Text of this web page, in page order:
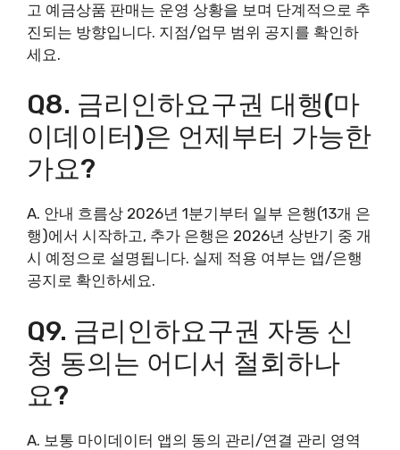
고 예금상품 판매는 운영 상황을 보며 단계적으로 추
진되는 방향입니다. 지점/업무 범위 공지를 확인하
세요.
Q8. 금리인하요구권 대행(마
이데이터)은 언제부터 가능한
가요?
A. 안내 흐름상 2026년 1분기부터 일부 은행(13개 은
행)에서 시작하고, 추가 은행은 2026년 상반기 중 개
시 예정으로 설명됩니다. 실제 적용 여부는 앱/은행
공지로 확인하세요.
Q9. 금리인하요구권 자동 신
청 동의는 어디서 철회하나
요?
A. 보통 마이데이터 앱의 동의 관리/연결 관리 영역